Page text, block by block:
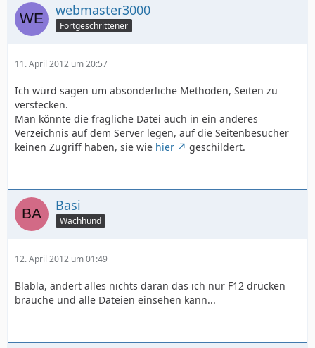
webmaster3000
Fortgeschrittener
11. April 2012 um 20:57
Ich würd sagen um absonderliche Methoden, Seiten zu
verstecken.
Man könnte die fragliche Datei auch in ein anderes
Verzeichnis auf dem Server legen, auf die Seitenbesucher
keinen Zugriff haben, sie wie hier geschildert.
Basi
Wachhund
12. April 2012 um 01:49
Blabla, ändert alles nichts daran das ich nur F12 drücken
brauche und alle Dateien einsehen kann...